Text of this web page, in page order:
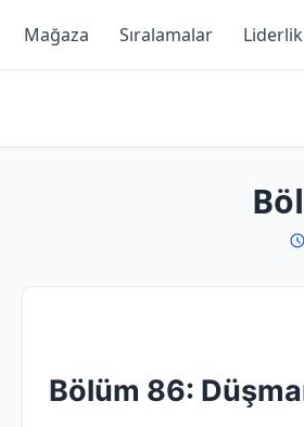
Mağaza Sıralamalar Liderlik
Bölüm 86: